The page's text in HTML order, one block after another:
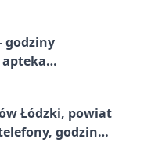
godziny
Łódzki, powiat
godziny